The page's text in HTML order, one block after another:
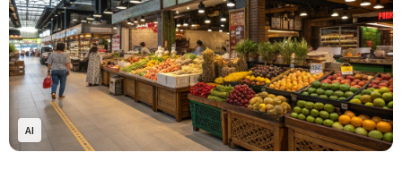
AI